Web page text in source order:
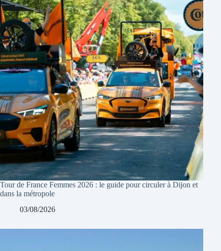
Tour de France Femmes 2026 : le guide pour circuler à Dijon et
dans la métropole
03/08/2026